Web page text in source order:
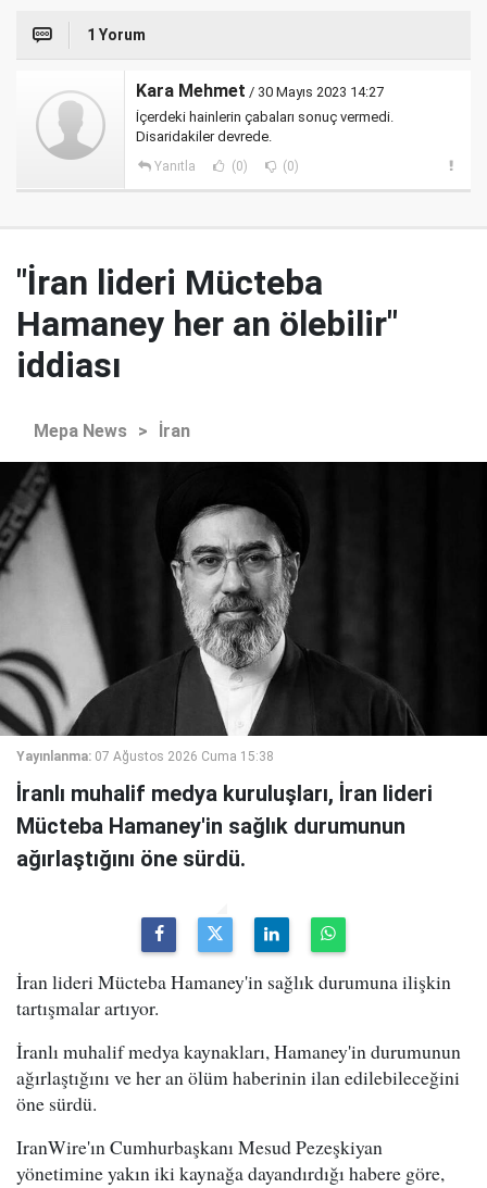
1 Yorum
Kara Mehmet / 30 Mayıs 2023 14:27
İçerdeki hainlerin çabaları sonuç vermedi.
Disaridakiler devrede.
Yanıtla (0) (0)
"İran lideri Mücteba
Hamaney her an ölebilir"
iddiası
Mepa News > İran
Yayınlanma: 07 Ağustos 2026 Cuma 15:38
İranlı muhalif medya kuruluşları, İran lideri
Mücteba Hamaney'in sağlık durumunun
ağırlaştığını öne sürdü.
İran lideri Mücteba Hamaney'in sağlık durumuna ilişkin
tartışmalar artıyor.
İranlı muhalif medya kaynakları, Hamaney'in durumunun
ağırlaştığını ve her an ölüm haberinin ilan edilebileceğini
öne sürdü.
IranWire'ın Cumhurbaşkanı Mesud Pezeşkiyan
yönetimine yakın iki kaynağa dayandırdığı habere göre,